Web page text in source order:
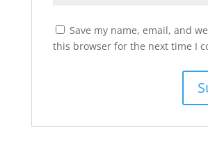
Save my name, email, and
this browser for the next time I